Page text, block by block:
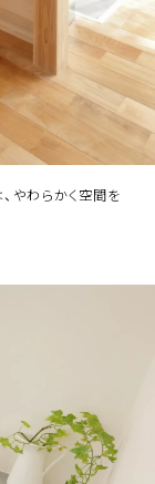
やわらかく空間を